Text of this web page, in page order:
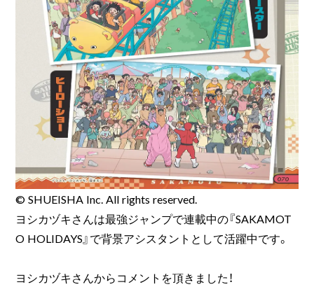
© SHUEISHA Inc. All rights reserved.
ヨシカヅキさんは最強ジャンプで連載中の『SAKAMOT
O HOLIDAYS』で背景アシスタントとして活躍中です。
ヨシカヅキさんからコメントを頂きました！